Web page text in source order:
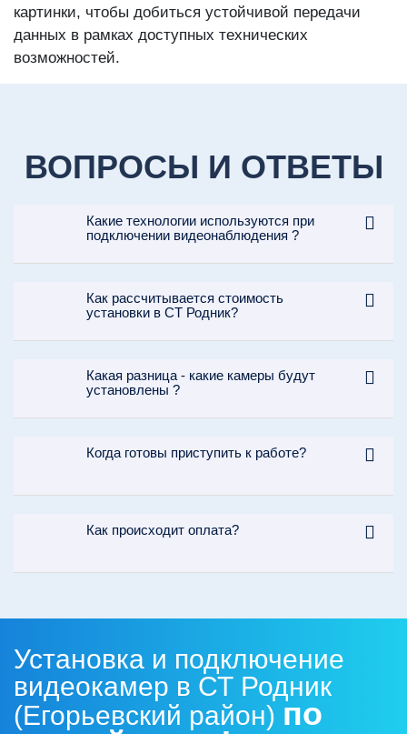
картинки, чтобы добиться устойчивой передачи
данных в рамках доступных технических
возможностей.
ВОПРОСЫ И ОТВЕТЫ
Какие технологии используются при
подключении видеонаблюдения ?
Как рассчитывается стоимость
установки в СТ Родник?
Какая разница - какие камеры будут
установлены ?
Когда готовы приступить к работе?
Как происходит оплата?
Установка и подключение
видеокамер в СТ Родник
(Егорьевский район) по